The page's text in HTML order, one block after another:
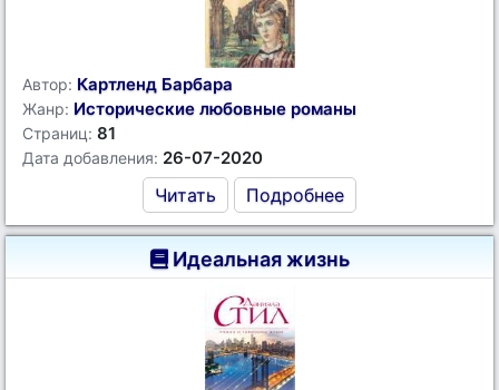
Автор: Картленд Барбара
Жанр: Исторические любовные романы
Страниц: 81
Дата добавления: 26-07-2020
Читать Подробнее
Идеальная жизнь